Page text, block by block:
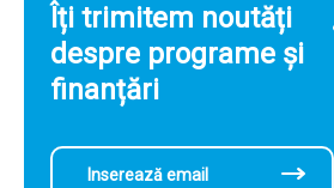
Îți trimitem noutăți
despre programe și
finanțări